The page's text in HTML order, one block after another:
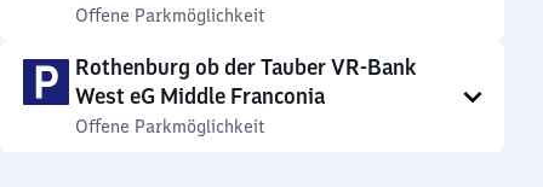
Offene Parkmöglichkeit
Rothenburg ob der Tauber VR-Bank
West eG Middle Franconia
Offene Parkmöglichkeit